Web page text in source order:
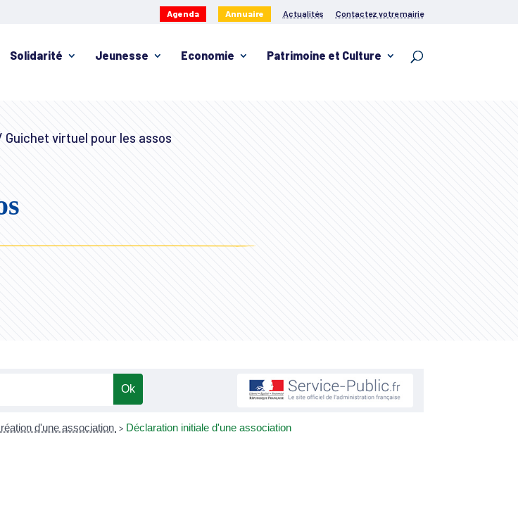
Agenda Annuaire Actualités Contactez votre mairie
Solidarité Jeunesse Economie Patrimoine et Culture
Guichet virtuel pour les assos
d'une association > Déclaration initiale d'une association